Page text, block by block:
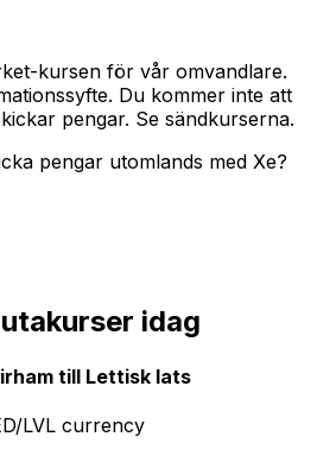
kursen för vår omvandlare.
Du kommer inte att
pengar. Se sändkurserna.
pengar utomlands med Xe?
idag
till Lettisk lats
LVL currency